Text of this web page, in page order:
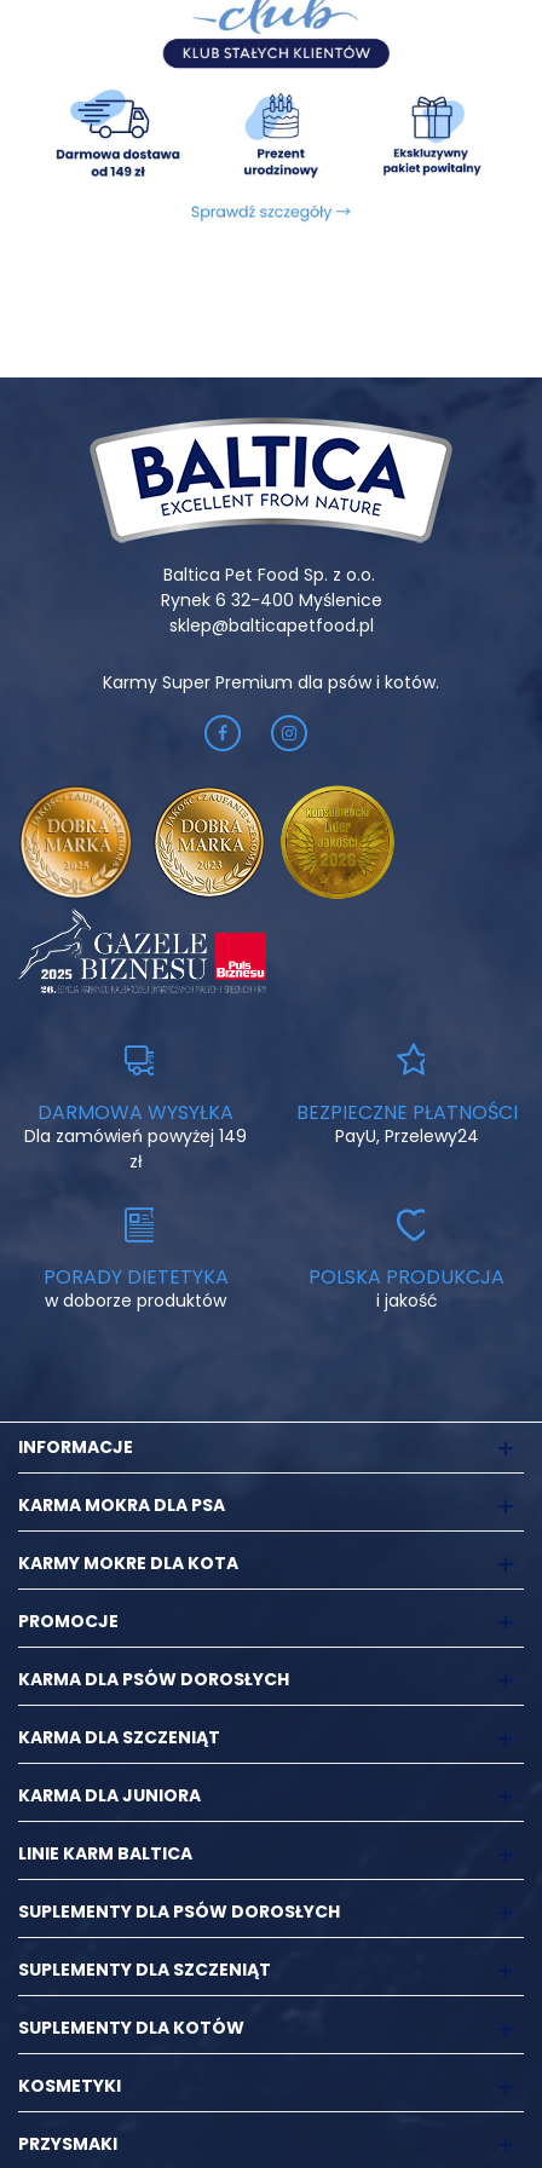
włoski), kompleks wspierający stawy (MSM (0,05%), siarczan
glukozaminy (0,03%), siarczan chondroityny (0,015%)),
kompleks omega 3 i 6, MOS, FOS.
Energia metaboliczna:
3722 kcal/kg
Składniki analityczne:
Białko surowe 28%, Tłuszcz surowy
200 mg, ekstrakt tokoferoli z oleii roślinnych.
PROPOZYCJA KARMIENIA
Zawsze zapewnij psu dostęp do świeżej, chłodnej wody.
Baltica Pet Food Sp. z o.o.
Rynek 6 32-400 Myślenice
sklep@balticapetfood.pl
Karmy Super Premium dla psów i kotów.
DARMOWA WYSYŁKA
Dla zamówień powyżej 149
zł
BEZPIECZNE PŁATNOŚCI
PayU, Przelewy24
PORADY DIETETYKA
w doborze produktów
POLSKA PRODUKCJA
i jakość
INFORMACJE
KARMA MOKRA DLA PSA
KARMY MOKRE DLA KOTA
PROMOCJE
KARMA DLA PSÓW DOROSŁYCH
KARMA DLA SZCZENIĄT
KARMA DLA JUNIORA
LINIE KARM BALTICA
SUPLEMENTY DLA PSÓW DOROSŁYCH
SUPLEMENTY DLA SZCZENIĄT
SUPLEMENTY DLA KOTÓW
KOSMETYKI
PRZYSMAKI